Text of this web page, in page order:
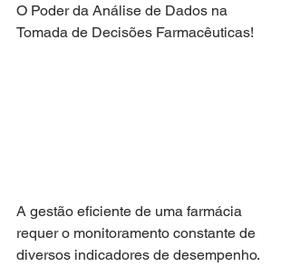
O Poder da Análise de Dados na
Tomada de Decisões Farmacêuticas!
A gestão eficiente de uma farmácia
requer o monitoramento constante de
diversos indicadores de desempenho.